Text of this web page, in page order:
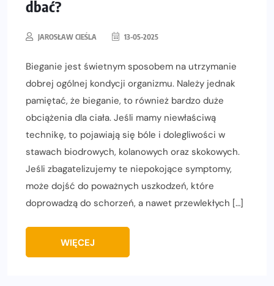
dbać?
JAROSŁAW CIEŚLA 13-05-2025
Bieganie jest świetnym sposobem na utrzymanie
dobrej ogólnej kondycji organizmu. Należy jednak
pamiętać, że bieganie, to również bardzo duże
obciążenia dla ciała. Jeśli mamy niewłaściwą
technikę, to pojawiają się bóle i dolegliwości w
stawach biodrowych, kolanowych oraz skokowych.
Jeśli zbagatelizujemy te niepokojące symptomy,
może dojść do poważnych uszkodzeń, które
doprowadzą do schorzeń, a nawet przewlekłych […]
WIĘCEJ